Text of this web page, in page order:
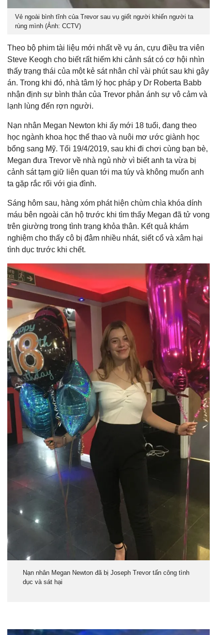
Vẻ ngoài bình tĩnh của Trevor sau vụ giết người khiến người ta
rùng mình (Ảnh: CCTV)
Theo bộ phim tài liệu mới nhất về vụ án, cựu điều tra viên
Steve Keogh cho biết rất hiếm khi cảnh sát có cơ hội nhìn
thấy trạng thái của một kẻ sát nhân chỉ vài phút sau khi gây
án. Trong khi đó, nhà tâm lý học pháp y Dr Roberta Babb
nhận định sự bình thản của Trevor phản ánh sự vô cảm và
lạnh lùng đến rợn người.
Nạn nhân Megan Newton khi ấy mới 18 tuổi, đang theo
học ngành khoa học thể thao và nuôi mơ ước giành học
bổng sang Mỹ. Tối 19/4/2019, sau khi đi chơi cùng bạn bè,
Megan đưa Trevor về nhà ngủ nhờ vì biết anh ta vừa bị
cảnh sát tạm giữ liên quan tới ma túy và không muốn anh
ta gặp rắc rối với gia đình.
Sáng hôm sau, hàng xóm phát hiện chùm chìa khóa dính
máu bên ngoài căn hộ trước khi tìm thấy Megan đã tử vong
trên giường trong tình trạng khỏa thân. Kết quả khám
nghiệm cho thấy cô bị đâm nhiều nhát, siết cổ và xâm hại
tình dục trước khi chết.
Nạn nhân Megan Newton đã bị Joseph Trevor tấn công tình
dục và sát hại